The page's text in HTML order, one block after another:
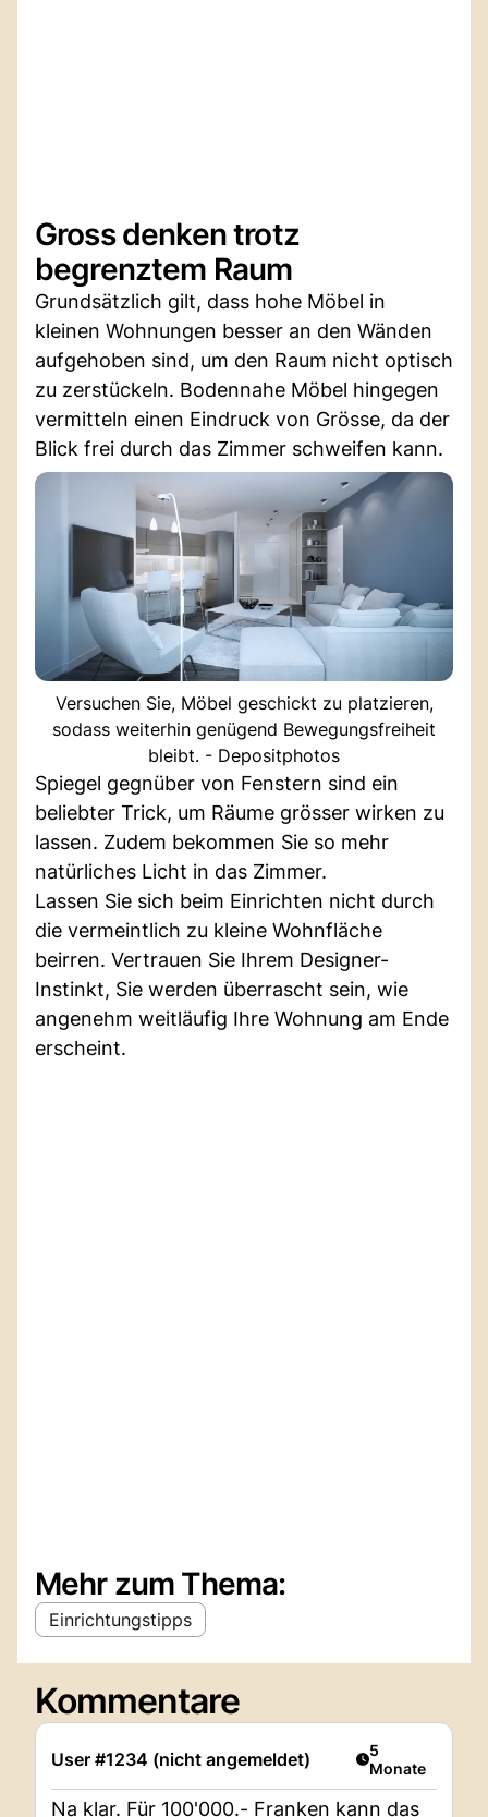
Gross denken trotz
begrenztem Raum
Grundsätzlich gilt, dass hohe Möbel in
kleinen Wohnungen besser an den Wänden
aufgehoben sind, um den Raum nicht optisch
zu zerstückeln. Bodennahe Möbel hingegen
vermitteln einen Eindruck von Grösse, da der
Blick frei durch das Zimmer schweifen kann.
Versuchen Sie, Möbel geschickt zu platzieren,
sodass weiterhin genügend Bewegungsfreiheit
bleibt. - Depositphotos
Spiegel gegnüber von Fenstern sind ein
beliebter Trick, um Räume grösser wirken zu
lassen. Zudem bekommen Sie so mehr
natürliches Licht in das Zimmer.
Lassen Sie sich beim Einrichten nicht durch
die vermeintlich zu kleine Wohnfläche
beirren. Vertrauen Sie Ihrem Designer-
Instinkt, Sie werden überrascht sein, wie
angenehm weitläufig Ihre Wohnung am Ende
erscheint.
Mehr zum Thema:
Einrichtungstipps
Kommentare
User #1234 (nicht angemeldet) Artikel
5
Monate
Na klar. Für 100'000.- Franken kann das